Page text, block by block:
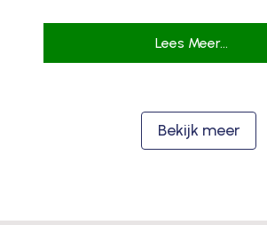
Lees Meer...
Bekijk meer